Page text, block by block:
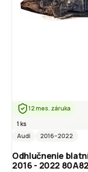
12 mes. záruka
1 ks
Audi
2016–2022
Odhlučnenie
2016 - 2022